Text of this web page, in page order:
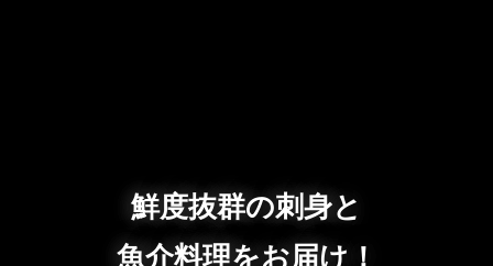
鮮度抜群の刺身と
魚介料理をお届け！